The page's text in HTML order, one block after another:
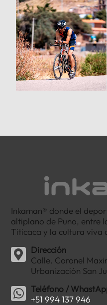
Inkaman® donde el
altiplano de Puno, entre
Titicaca y la cultura viva
Dirección
Calle. Coronel
Urbanización San
Teléfono /
+51 994 137 946